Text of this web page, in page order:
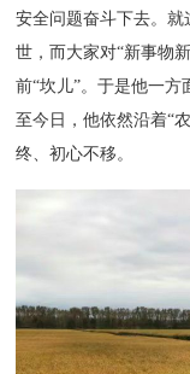
安全问题奋斗下去。
世，而大家对“新事物
前“坎儿”。于是他一
至今日，他依然沿着“
终、初心不移。